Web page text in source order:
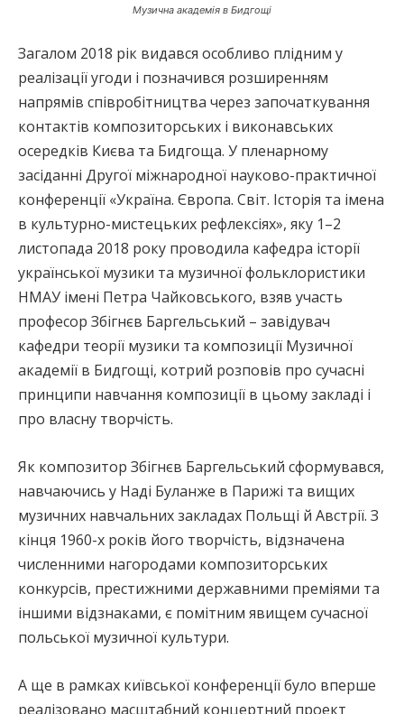
Музична академія в Бидгощі
Загалом 2018 рік видався особливо плідним у
реалізації угоди і позначився розширенням
напрямів співробітництва через започаткування
контактів композиторських і виконавських
осередків Києва та Бидгоща. У пленарному
засіданні Другої міжнародної науково-практичної
конференції «Україна. Європа. Світ. Історія та імена
в культурно-мистецьких рефлексіях», яку 1–2
листопада 2018 року проводила кафедра історії
української музики та музичної фольклористики
НМАУ імені Петра Чайковського, взяв участь
професор Збігнєв Баргельський – завідувач
кафедри теорії музики та композиції Музичної
академії в Бидгощі, котрий розповів про сучасні
принципи навчання композиції в цьому закладі і
про власну творчість.
Як композитор Збігнєв Баргельський сформувався,
навчаючись у Наді Буланже в Парижі та вищих
музичних навчальних закладах Польщі й Австрії. З
кінця 1960-х років його творчість, відзначена
численними нагородами композиторських
конкурсів, престижними державними преміями та
іншими відзнаками, є помітним явищем сучасної
польської музичної культури.
А ще в рамках київської конференції було вперше
реалізовано масштабний концертний проект